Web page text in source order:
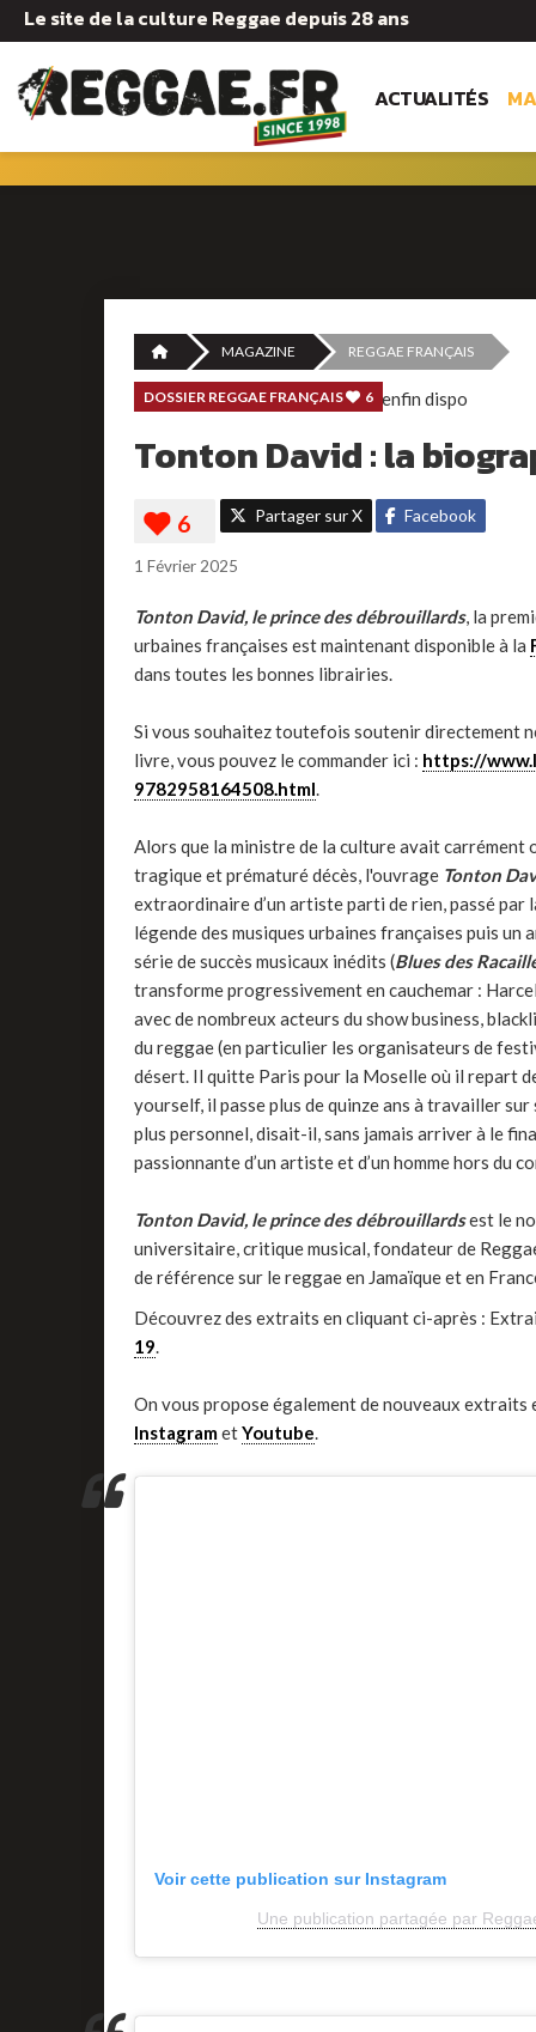
Le site de la culture Reggae depuis 28 ans
ACTUALITÉS
MAGAZINE REGGAE FRANÇAIS
DOSSIER REGGAE FRANÇAIS 6
Tonton David : la
Partager sur X Facebook
1 Février 2025
Tonton David, le prince des débrouillards, la
urbaines françaises est maintenant disponible à la
dans toutes les bonnes librairies.
Si vous souhaitez toutefois soutenir directement
livre, vous pouvez le commander ici : https://
9782958164508.html.
Alors que la ministre de la culture avait carrément
tragique et prématuré décès, l'ouvrage Tonton
extraordinaire d’un artiste parti de rien, passé
légende des musiques urbaines françaises puis
série de succès musicaux inédits (Blues des
transforme progressivement en cauchemar :
avec de nombreux acteurs du show business,
du reggae (en particulier les organisateurs de
désert. Il quitte Paris pour la Moselle où il repart
yourself, il passe plus de quinze ans à travailler
plus personnel, disait-il, sans jamais arriver à le
passionnante d’un artiste et d’un homme hors du
Tonton David, le prince des débrouillardsest le
universitaire, critique musical, fondateur de
de référence sur le reggae en Jamaïque et en
Découvrez des extraits en cliquant ci-après :
19.
On vous propose également de nouveaux
InstagrametYoutube.
Voir cette publication sur Instagram
Une publication partagée par